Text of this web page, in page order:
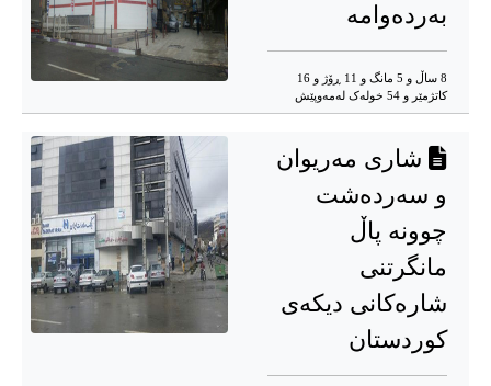
بەردەوامە
8 ساڵ و 5 مانگ و 11 ڕۆژ و 16
کاتژمێر و 54 خوله‌ک له‌مه‌وپێش‌
شاری مەریوان
و سەردەشت
چوونە پاڵ
مانگرتنی
شارەکانی دیکەی
کوردستان